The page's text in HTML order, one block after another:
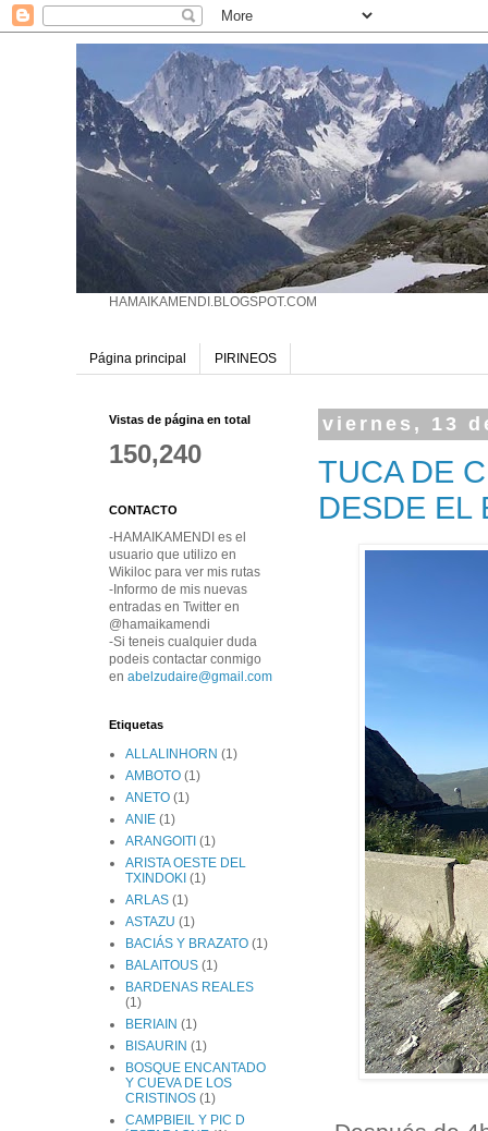
HAMAIKAMENDI.BLOGSPOT.COM
Página principal PIRINEOS
viernes, 13
TUCA DE
DESDE EL
Vistas de página en total
150,240
CONTACTO
-HAMAIKAMENDI es el
usuario que utilizo en
Wikiloc para ver mis rutas
-Informo de mis nuevas
entradas en Twitter en
@hamaikamendi
-Si teneis cualquier duda
podeis contactar conmigo
en abelzudaire@gmail.com
Etiquetas
ALLALINHORN (1)
AMBOTO (1)
ANETO (1)
ANIE (1)
ARANGOITI (1)
ARISTA OESTE DEL
TXINDOKI (1)
ARLAS (1)
ASTAZU (1)
BACIÁS Y BRAZATO (1)
BALAITOUS (1)
BARDENAS REALES
(1)
BERIAIN (1)
BISAURIN (1)
BOSQUE ENCANTADO
Y CUEVA DE LOS
CRISTINOS (1)
CAMPBIEIL Y PIC D